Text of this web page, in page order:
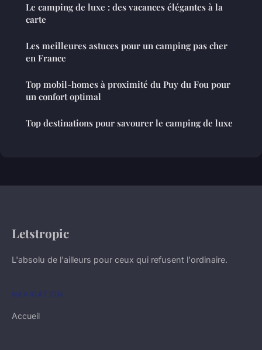
Le camping de luxe : des vacances élégantes à la
carte
Les meilleures astuces pour un camping pas cher
en France
Top mobil-homes à proximité du Puy du Fou pour
un confort optimal
Top destinations pour savourer le camping de luxe
Letstropic
L'absolu de l'ailleurs pour ceux qui refusent l'ordinaire.
NAVIGATION
Accueil